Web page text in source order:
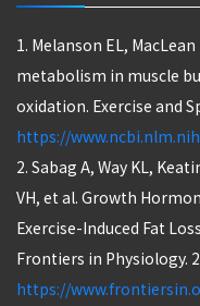
1. Melanson EL,
metabolism in muscle
oxidation. Exercise and
https://
2. Sabag A, Way KL,
VH, et al. Growth
Exercise-Induced Fat
Frontiers in Physiology.
https://